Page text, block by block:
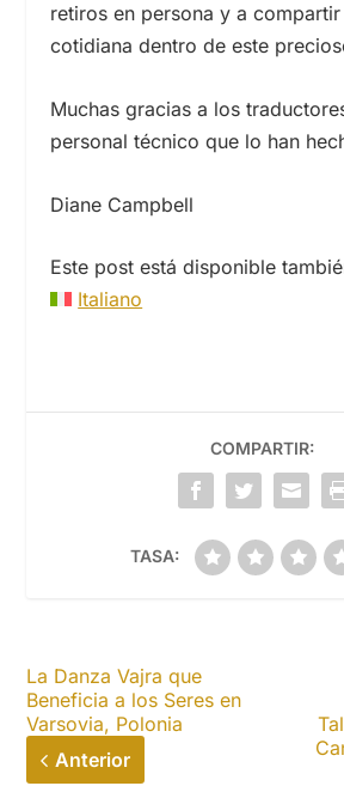
retiros en persona y a
cotidiana dentro de este
Muchas gracias a los
personal técnico que lo han
Diane Campbell
Este post está disponible
Italiano
COMPARTIR:
TASA:
La Danza Vajra que
Beneficia a los Seres en
Varsovia, Polonia
Anterior